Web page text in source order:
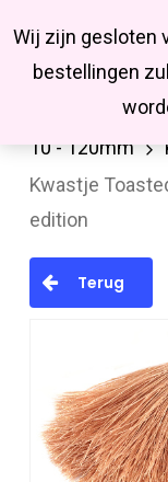
Wij zijn gesloten
bestellingen
main
10 - 120mm
Kwastje
edition
Terug